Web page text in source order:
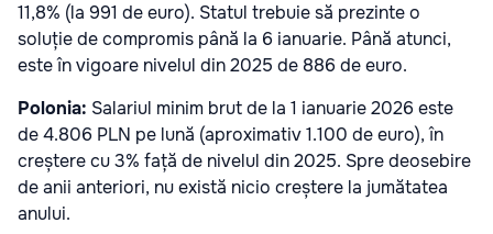
11,8% (la 991 de euro). Statul trebuie să prezinte o
soluție de compromis până la 6 ianuarie. Până atunci,
este în vigoare nivelul din 2025 de 886 de euro.
Polonia: Salariul minim brut de la 1 ianuarie 2026 este
de 4.806 PLN pe lună (aproximativ 1.100 de euro), în
creștere cu 3% față de nivelul din 2025. Spre deosebire
de anii anteriori, nu există nicio creștere la jumătatea
anului.